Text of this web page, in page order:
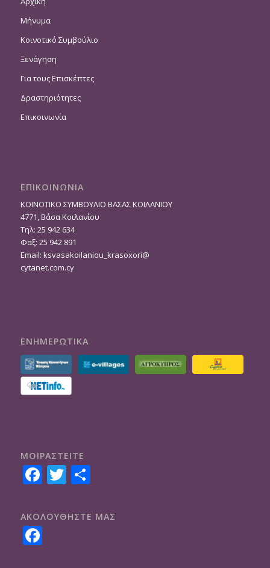
Μήνυμα
Κοινοτικό Συμβούλιο
Ξενάγηση
Για τους Επισκέπτες
Δραστηριότητες
Επικοινωνία
ΕΠΙΚΟΙΝΩΝΙΑ
ΚΟΙΝΟΤΙΚΟ ΣΥΜΒΟΥΛΙΟ ΒΑΣΑΣ ΚΟΙΛΑΝΙΟΥ
4771, Βάσα Κοιλανίου
Τηλ: 25 942 634
Φαξ: 25 942 891
Email: ksvasakoilaniou_krasoxori@
cytanet.com.cy
ΕΝΗΜΕΡΩΤΙΚΑ
ΜΟΙΡΑΣTEITE
Facebook
Twitter
Share
ΑΚΟΛΟΥΘΗΣΤΕ ΜΑΣ
Facebook